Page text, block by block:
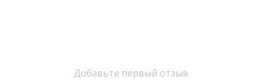
Добавьте первый отзыв